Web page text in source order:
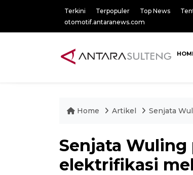
Terkini Terpopuler Top News
otomotif.antaranews.com
Home Artikel Senjata
Senjata
elektrifikasi